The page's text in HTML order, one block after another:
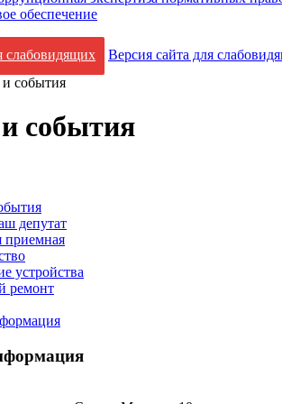
обеспечение
слабовидящих
Версия сайта для
события
события
депутат
приемная
устройства
ремонт